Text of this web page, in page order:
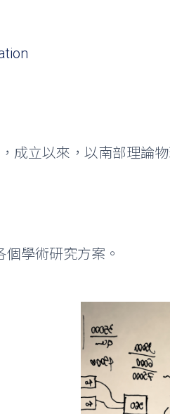
成立以來，以南部理論
學術研究方案。